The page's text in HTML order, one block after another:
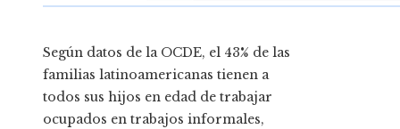
Según datos de la OCDE, el 43% de las
familias latinoamericanas tienen a
todos sus hijos en edad de trabajar
ocupados en trabajos informales,